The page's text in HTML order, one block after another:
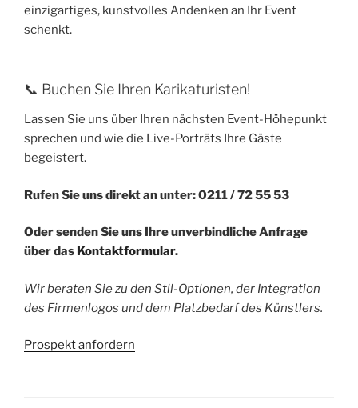
einzigartiges, kunstvolles Andenken an Ihr Event
schenkt.
📞 Buchen Sie Ihren Karikaturisten!
Lassen Sie uns über Ihren nächsten Event-Höhepunkt
sprechen und wie die Live-Porträts Ihre Gäste
begeistert.
Rufen Sie uns direkt an unter: 0211 / 72 55 53
Oder senden Sie uns Ihre unverbindliche Anfrage
über das Kontaktformular.
Wir beraten Sie zu den Stil-Optionen, der Integration
des Firmenlogos und dem Platzbedarf des Künstlers.
Prospekt anfordern